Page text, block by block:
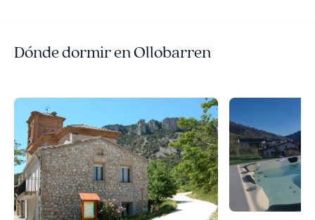
Dónde dormir en Ollobarren